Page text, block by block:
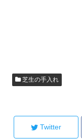
芝生の手入れ
Twitter